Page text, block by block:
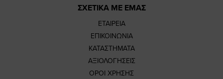
ΣΧΕΤΙΚΑ ΜΕ ΕΜΑΣ
ΕΤΑΙΡΕΙΑ
ΕΠΙΚΟΙΝΩΝΙΑ
ΚΑΤΑΣΤΗΜΑΤΑ
ΑΞΙΟΛΟΓΗΣΕΙΣ
ΟΡΟΙ ΧΡΗΣΗΣ